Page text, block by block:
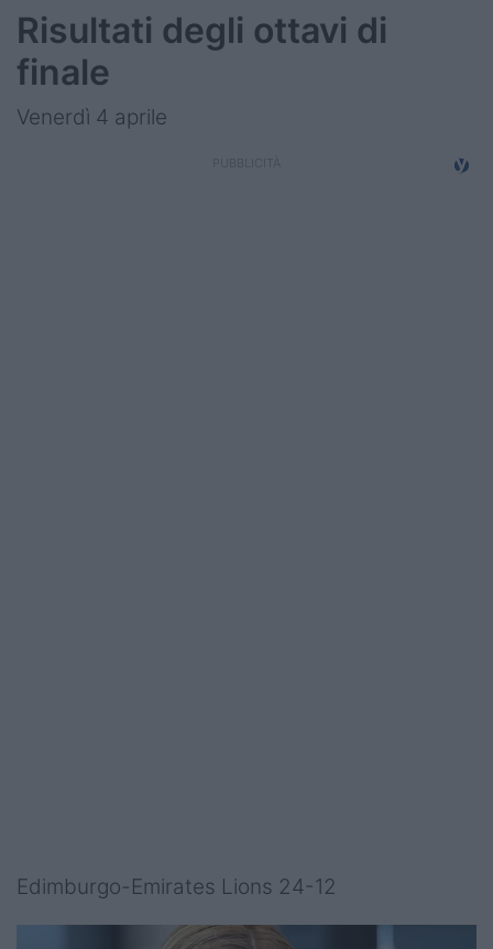
Risultati degli ottavi di
finale
Venerdì 4 aprile
Edimburgo-Emirates Lions 24-12